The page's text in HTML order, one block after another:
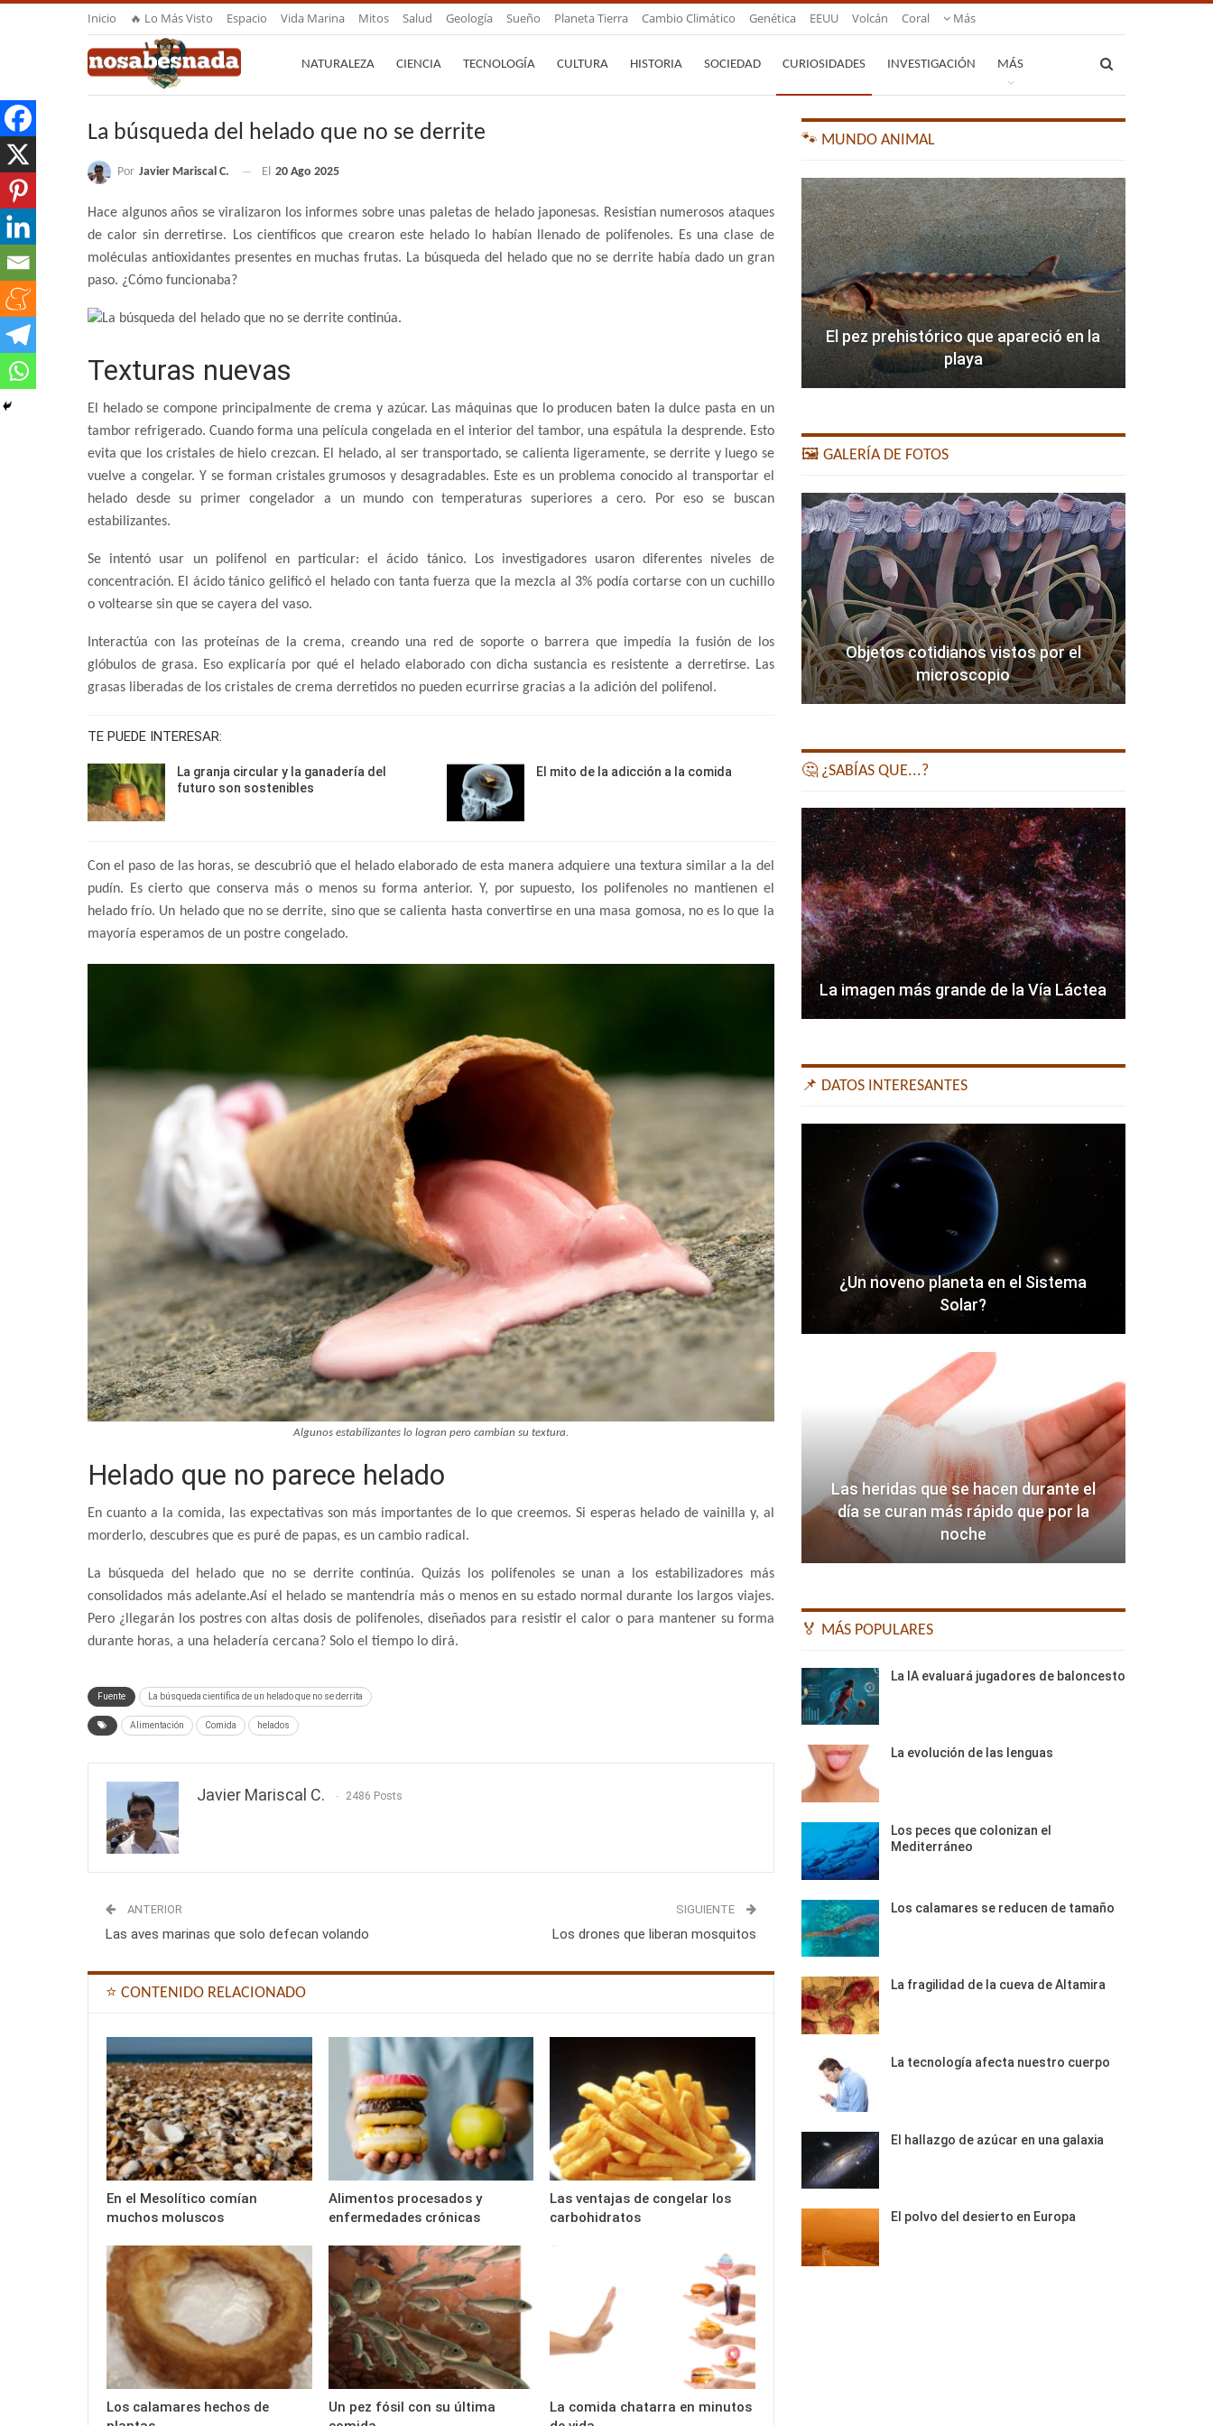
Inicio 🔥 Lo Más Visto Espacio Vida Marina Mitos Salud Geología Sueño Planeta Tierra Cambio Climático Genética EEUU Volcán Coral Más
NATURALEZA CIENCIA TECNOLOGÍA CULTURA HISTORIA SOCIEDAD CURIOSIDADES INVESTIGACIÓN MÁS
La búsqueda del helado que no se derrite
Por Javier Mariscal C. El 20 Ago 2025
Hace algunos años se viralizaron los informes sobre unas paletas de helado japonesas. Resistían numerosos ataques
de calor sin derretirse. Los científicos que crearon este helado lo habían llenado de polifenoles. Es una clase de
moléculas antioxidantes presentes en muchas frutas. La búsqueda del helado que no se derrite había dado un gran
paso. ¿Cómo funcionaba?
Texturas nuevas
El helado se compone principalmente de crema y azúcar. Las máquinas que lo producen baten la dulce pasta en un
tambor refrigerado. Cuando forma una película congelada en el interior del tambor, una espátula la desprende. Esto
evita que los cristales de hielo crezcan. El helado, al ser transportado, se calienta ligeramente, se derrite y luego se
vuelve a congelar. Y se forman cristales grumosos y desagradables. Este es un problema conocido al transportar el
helado desde su primer congelador a un mundo con temperaturas superiores a cero. Por eso se buscan
estabilizantes.
Se intentó usar un polifenol en particular: el ácido tánico. Los investigadores usaron diferentes niveles de
concentración. El ácido tánico gelificó el helado con tanta fuerza que la mezcla al 3% podía cortarse con un cuchillo
o voltearse sin que se cayera del vaso.
Interactúa con las proteínas de la crema, creando una red de soporte o barrera que impedía la fusión de los
glóbulos de grasa. Eso explicaría por qué el helado elaborado con dicha sustancia es resistente a derretirse. Las
grasas liberadas de los cristales de crema derretidos no pueden ecurrirse gracias a la adición del polifenol.
TE PUEDE INTERESAR:
La granja circular y la ganadería del
futuro son sostenibles
El mito de la adicción a la comida
Con el paso de las horas, se descubrió que el helado elaborado de esta manera adquiere una textura similar a la del
pudín. Es cierto que conserva más o menos su forma anterior. Y, por supuesto, los polifenoles no mantienen el
helado frío. Un helado que no se derrite, sino que se calienta hasta convertirse en una masa gomosa, no es lo que la
mayoría esperamos de un postre congelado.
Algunos estabilizantes lo logran pero cambian su textura.
Helado que no parece helado
En cuanto a la comida, las expectativas son más importantes de lo que creemos. Si esperas helado de vainilla y, al
morderlo, descubres que es puré de papas, es un cambio radical.
La búsqueda del helado que no se derrite continúa. Quizás los polifenoles se unan a los estabilizadores más
consolidados más adelante.Así el helado se mantendría más o menos en su estado normal durante los largos viajes.
Pero ¿llegarán los postres con altas dosis de polifenoles, diseñados para resistir el calor o para mantener su forma
durante horas, a una heladería cercana? Solo el tiempo lo dirá.
Fuente La búsqueda científica de un helado que no se derrita
Alimentación Comida helados
Javier Mariscal C. 2486 Posts
ANTERIOR
Las aves marinas que solo defecan volando
SIGUIENTE
Los drones que liberan mosquitos
⭐ CONTENIDO RELACIONADO
En el Mesolítico comían
muchos moluscos
Alimentos procesados y
enfermedades crónicas
Las ventajas de congelar los
carbohidratos
Los calamares hechos de
Un pez fósil con su última
La comida chatarra en minutos
🐾 MUNDO ANIMAL
El pez prehistórico que apareció en la
playa
🖼️ GALERÍA DE FOTOS
Objetos cotidianos vistos por el
microscopio
🤔 ¿SABÍAS QUE...?
La imagen más grande de la Vía Láctea
📌 DATOS INTERESANTES
¿Un noveno planeta en el Sistema
Solar?
Las heridas que se hacen durante el
día se curan más rápido que por la
noche
🏅 MÁS POPULARES
La IA evaluará jugadores de baloncesto
La evolución de las lenguas
Los peces que colonizan el
Mediterráneo
Los calamares se reducen de tamaño
La fragilidad de la cueva de Altamira
La tecnología afecta nuestro cuerpo
El hallazgo de azúcar en una galaxia
El polvo del desierto en Europa